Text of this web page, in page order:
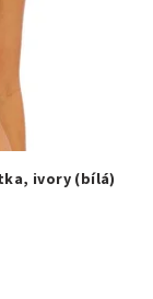
ivory (bílá)